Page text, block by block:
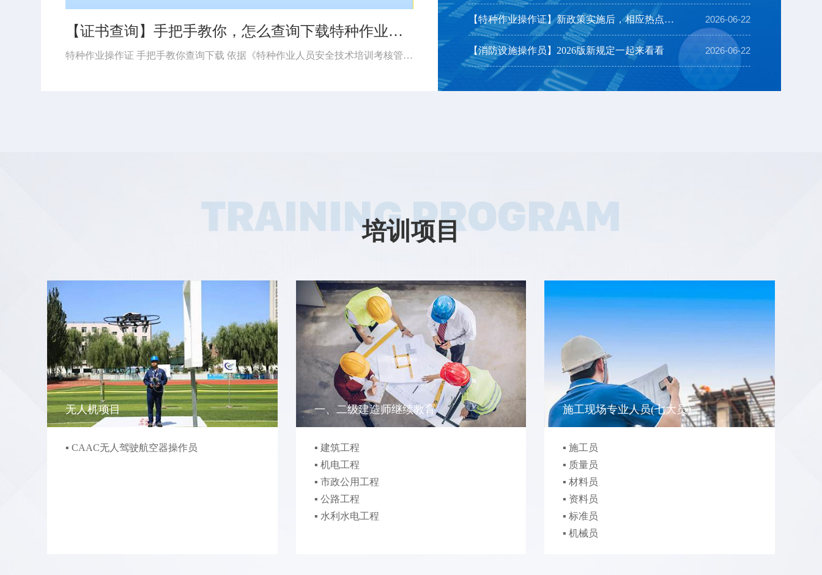
【证书查询】手把手教你，怎么查询下载特种作业操作证...
特种作业操作证 手把手教你查询下载 依据《特种作业人员安全技术培训考核管理规定》（应急管理部令第19号）《应急管理部办公厅关于更新特种作业操作证式样的通知》（应急厅〔2026〕14号）应急管理部对特种作业操作证式样进行了调整新版证书式样自2026年6月1日起正式启用。如果查询下载特种作业操作证...
【消防设施操作员】2026版新规定一起来看看
消防设施操作员 新规定解答 湖北省思特职业培训学校 注意啦！ 2026版消防设施操作员国家职业标准10月1日起施行！ 新旧政策相比有很大变化：最主要的是：不再分职业方向了，也就是不再区分监控操作方向和维护保养方向了，合二为一。第二个重大变化，要求必须经过培训，并且有培训时长要...
【特种作业操作证】新政策实施后，相应热点问题为您解... 2026-06-22
【消防设施操作员】2026版新规定一起来看看 2026-06-22
TRAINING PROGRAM
培训项目
无人机项目
▪ CAAC无人驾驶航空器操作员
一、二级建造师继续教育
▪ 建筑工程
▪ 机电工程
▪ 市政公用工程
▪ 公路工程
▪ 水利水电工程
施工现场专业人员(七大员)
▪ 施工员
▪ 质量员
▪ 材料员
▪ 资料员
▪ 标准员
▪ 机械员